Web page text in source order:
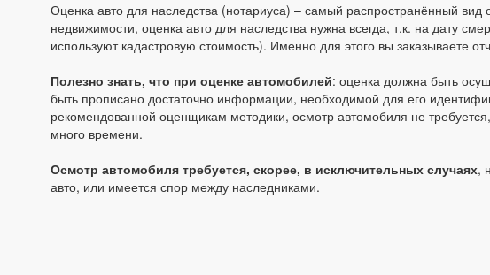
Оценка авто для наследства (нотариуса) – самый распространённый вид
недвижимости, оценка авто для наследства нужна всегда, т.к. на дату
используют кадастровую стоимость). Именно для этого вы заказываете
Полезно знать, что при оценке автомобилей: оценка должна быть
быть прописано достаточно информации, необходимой для его
рекомендованной оценщикам методики, осмотр автомобиля не
много времени.
Осмотр автомобиля требуется, скорее, в исключительных случаях,
авто, или имеется спор между наследниками.